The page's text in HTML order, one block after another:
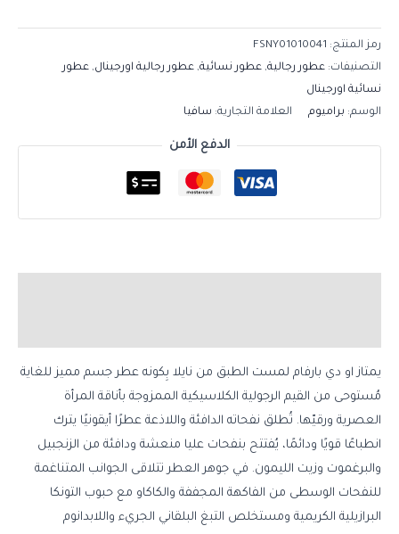
رمز المنتج: FSNY01010041
التصنيفات: عطور رجالية, عطور نسائية, عطور رجالية اورجينال, عطور
نسائية اورجينال
الوسم: براميوم العلامة التجارية: سافيا
الدفع الأمن
يمتاز او دي بارفام لمست الطبق من نايلا بِكونه عطر جسم مميز للغاية
مُستوحى من القيم الرجولية الكلاسيكية الممزوجة بأناقة المرأة
العصرية ورقيّها. تُطلق نفحاته الدافئة واللاذعة عطرًا أيقونيًا يترك
انطباعًا قويًا ودائمًا، يُفتتح بنفحات عليا منعشة ودافئة من الزنجبيل
والبرغموت وزيت الليمون. في جوهر العطر تتلاقى الجوانب المتناغمة
للنفحات الوسطى من الفاكهة المجففة والكاكاو مع حبوب التونكا
البرازيلية الكريمية ومستخلص التبغ البلقاني الجريء واللابدانوم